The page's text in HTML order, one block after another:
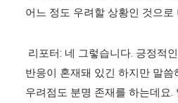
어느 정도 우려할 상황인 것으로
리포터: 네 그렇습니다. 긍정적
반응이 혼재돼 있긴 하지만 말씀
우려점도 분명 존재를 하는데요.